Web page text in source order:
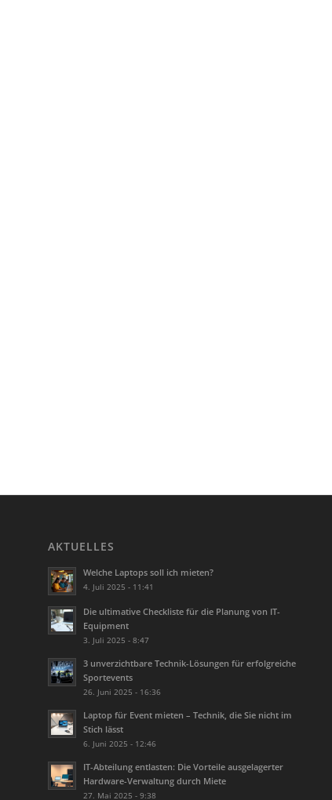
AKTUELLES
Welche Laptops soll ich mieten?
4. Juli 2025 - 11:41
Die ultimative Checkliste für die Planung von IT-
Equipment
3. Juli 2025 - 8:47
3 unverzichtbare Technik-Lösungen für erfolgreiche
Sportevents
26. Juni 2025 - 16:36
Laptop für Event mieten – Technik, die Sie nicht im
Stich lässt
6. Juni 2025 - 12:46
IT-Abteilung entlasten: Die Vorteile ausgelagerter
Hardware-Verwaltung durch Miete
27. Mai 2025 - 9:38